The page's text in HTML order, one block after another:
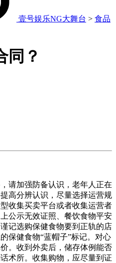
壹号娱乐NG大舞台 > 食品
同？
加强防备认识，老年人正在
高分辨认识，尽量选择运营规
收集买卖平台或者收集运营者
公示无效证照、餐饮食物平安
记选购保健食物要到正轨的店
保健食物“蓝帽子”标记。对心
。收到外卖后，储存体例能否
术所。收集购物，应尽量到证